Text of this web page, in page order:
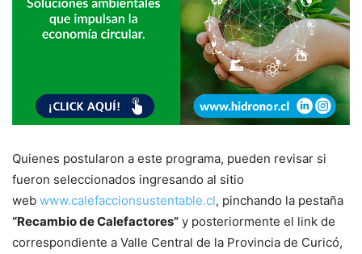
Quienes postularon a este programa, pueden revisar si
fueron seleccionados ingresando al sitio
web www.calefaccionsustentable.cl, pinchando la pestaña
“Recambio de Calefactores” y posteriormente el link de
correspondiente a Valle Central de la Provincia de Curicó,